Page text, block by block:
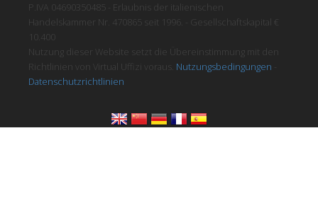
P.IVA 04690350485 - Erlaubnis der italienischen
Handelskammer Nr. 470865 seit 1996. - Gesellschaftskapital €
10.400
Nutzung dieser Website setzt die Übereinstimmung mit den
Richtlinien von Virtual Uffizi voraus. Nutzungsbedingungen
Datenschutzrichtlinien